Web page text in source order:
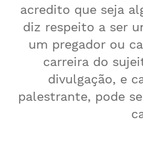
acredito que seja
diz respeito a ser
um pregador ou
carreira do
divulgação, e
palestrante, pode